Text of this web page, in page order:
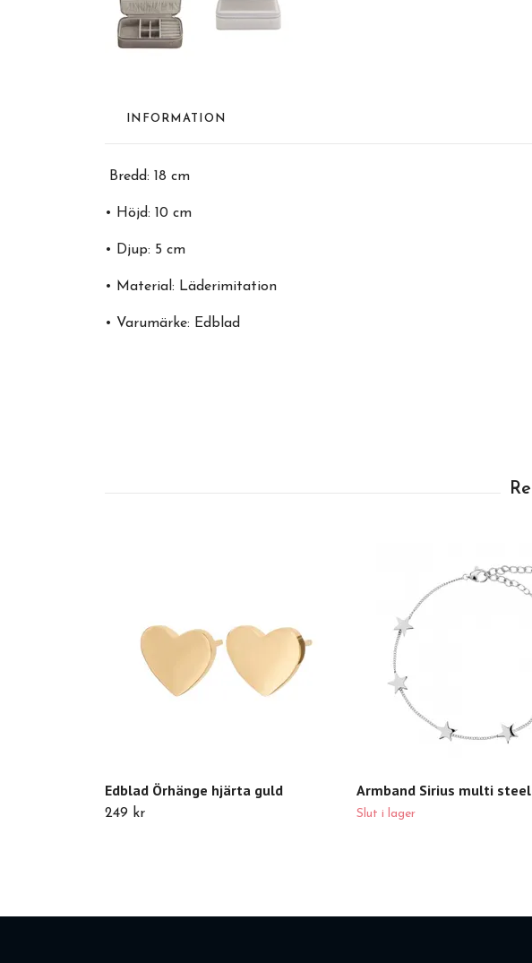
INFORMATION
Bredd: 18 cm
• Höjd: 10 cm
• Djup: 5 cm
• Material: Läderimitation
• Varumärke: Edblad
Edblad Örhänge hjärta guld
249 kr
Armband Sirius multi steel
Slut i lager